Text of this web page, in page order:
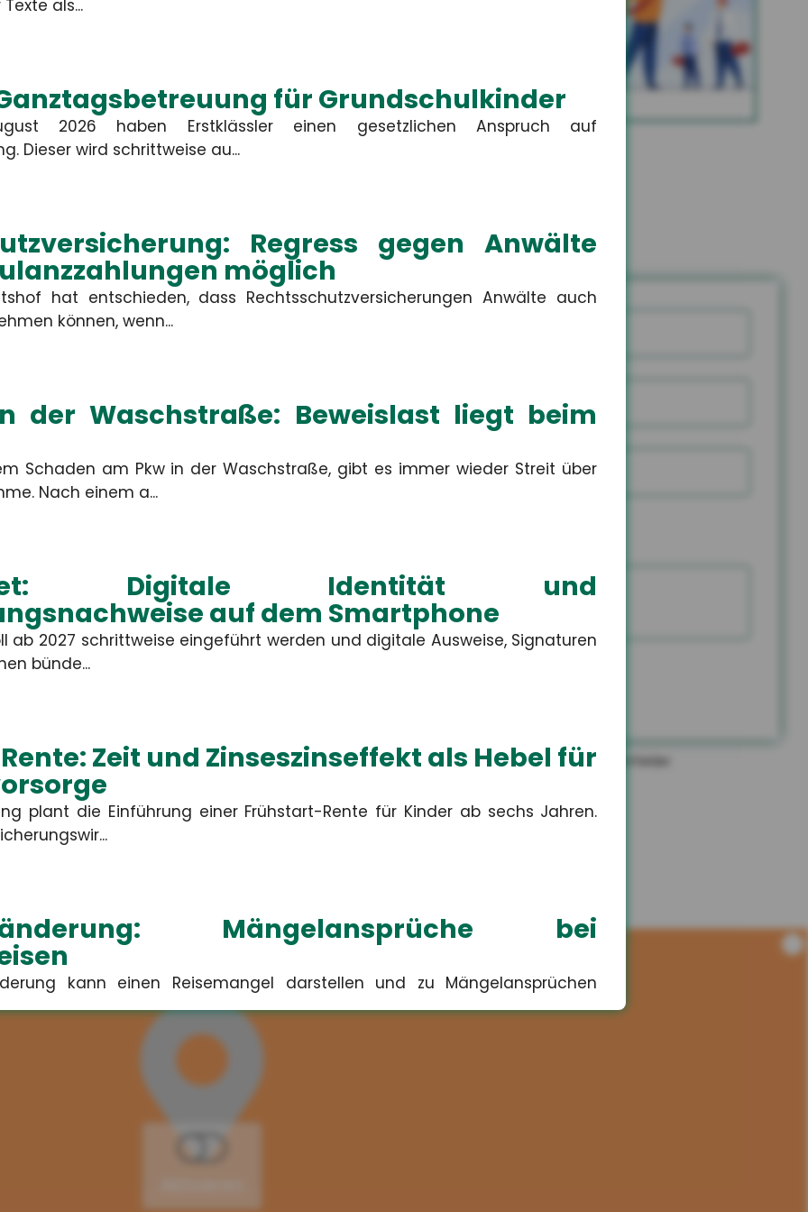
als...
für Grundschulkinder
2026 haben Erstklässler einen gesetzlichen Anspruch auf
Dieser wird schrittweise au...
Regress gegen Anwälte
möglich
hat entschieden, dass Rechtsschutzversicherungen Anwälte auch
können, wenn...
der Waschstraße: Beweislast liegt beim
Schaden am Pkw in der Waschstraße, gibt es immer wieder Streit über
Nach einem a...
Digitale Identität und
auf dem Smartphone
ab 2027 schrittweise eingeführt werden und digitale Ausweise, Signaturen
bünde...
Zeit und Zinseszinseffekt als Hebel für
plant die Einführung einer Frühstart-Rente für Kinder ab sechs Jahren.
Mängelansprüche bei
kann einen Reisemangel darstellen und zu Mängelansprüchen
München urte...
über KI: Risiko für
Fehlvorstellungen über generative KI nur selten selbst ? das könnte
unberechtigte Ansprüche
MEHR MEHR MEHR
Kontakt
Straße, Hausnummer PLZ
Ort E-Mail
Nachricht
Die mit *gekennzeichneten Felder sind Pflichtfelder